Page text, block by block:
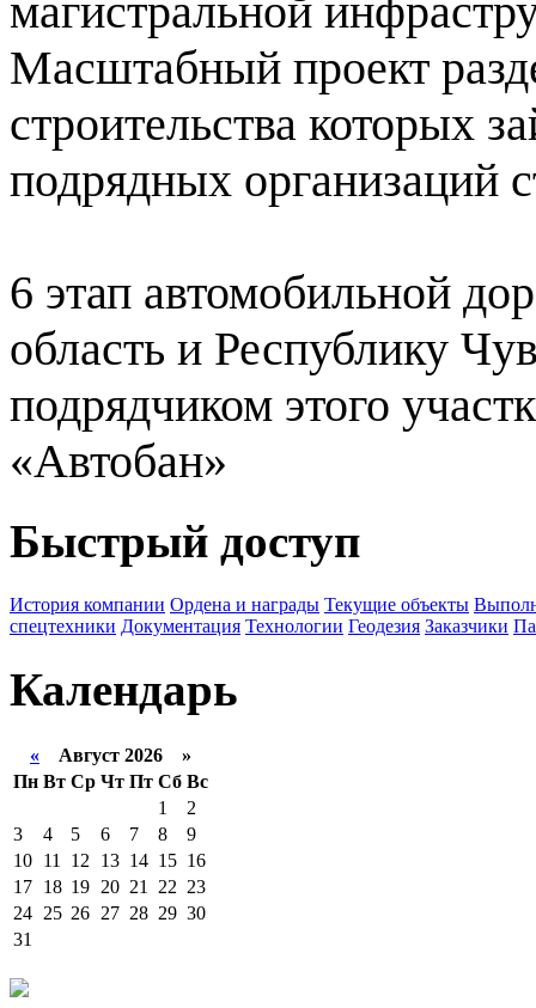
магистральной
Масштабный проект
строительства которых
подрядных организаций
6 этап автомобильной
область и Республику
подрядчиком этого
«Автобан»
Быстрый доступ
История компании Ордена и награды Текущие объекты
спецтехники Документация Технологии Геодезия Заказчики
Календарь
« Август 2026 »
Пн Вт Ср Чт Пт Сб Вс
1
2
3
4 5 6 7 8
9
10 11 12 13 14 15 16
17 18 19 20 21 22 23
24 25 26 27 28 29 30
31